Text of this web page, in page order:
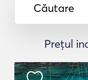
Căutare
Prețul